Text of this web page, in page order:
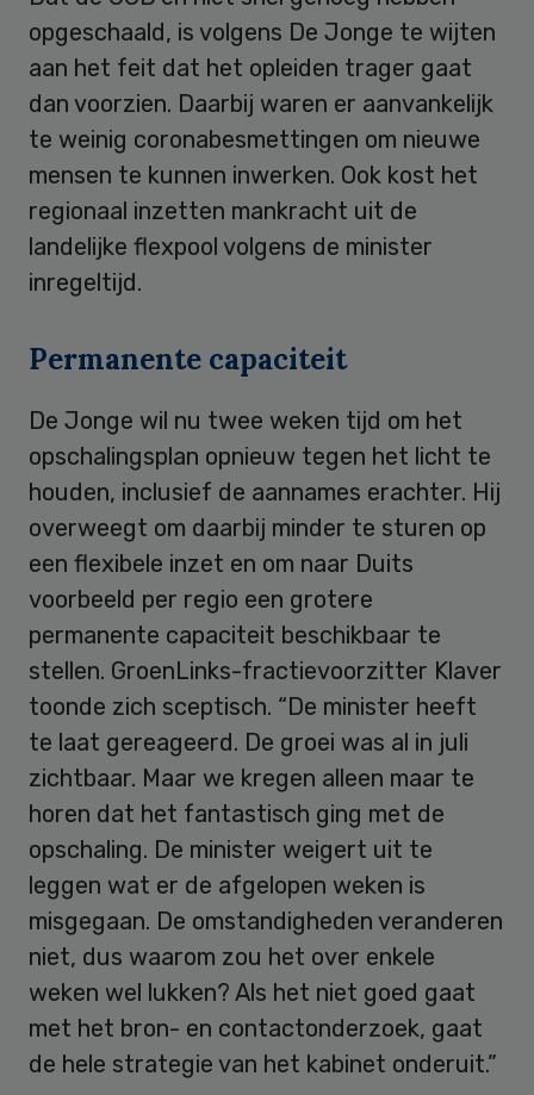
opgeschaald, is volgens De Jonge te wijten
aan het feit dat het opleiden trager gaat
dan voorzien. Daarbij waren er aanvankelijk
te weinig coronabesmettingen om nieuwe
mensen te kunnen inwerken. Ook kost het
regionaal inzetten mankracht uit de
landelijke flexpool volgens de minister
inregeltijd.
Permanente capaciteit
De Jonge wil nu twee weken tijd om het
opschalingsplan opnieuw tegen het licht te
houden, inclusief de aannames erachter. Hij
overweegt om daarbij minder te sturen op
een flexibele inzet en om naar Duits
voorbeeld per regio een grotere
permanente capaciteit beschikbaar te
stellen. GroenLinks-fractievoorzitter Klaver
toonde zich sceptisch. “De minister heeft
te laat gereageerd. De groei was al in juli
zichtbaar. Maar we kregen alleen maar te
horen dat het fantastisch ging met de
opschaling. De minister weigert uit te
leggen wat er de afgelopen weken is
misgegaan. De omstandigheden veranderen
niet, dus waarom zou het over enkele
weken wel lukken? Als het niet goed gaat
met het bron- en contactonderzoek, gaat
de hele strategie van het kabinet onderuit.”